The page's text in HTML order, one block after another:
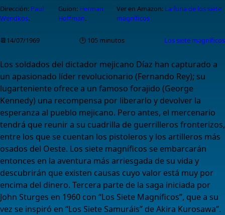
Dirección: Paul
Wendkos.
Guion: Herman
Hoffman.
Ver en Amazon: La furia de los siete
magníficos
📆14/07/1969 🕑 105 minutos Los siete magníficos
Los soldados del dictador mejicano Díaz han capturado a
un apasionado líder revolucionario (Fernando Rey); su
lugarteniente ofrece a un famoso forajido (George
Kennedy) una recompensa por liberarlo y devolver la
esperanza al pueblo mejicano. Pero antes, el mercenario
tendrá que reunir a su cuadrilla de guerrilleros fronterizos,
entre los que se cuentan los pistoleros y los artilleros más
osados del Oeste. Los siete magníficos se embarcarán
entonces en la aventura más arriesgada de su vida y
descubrirán que existen causas cuyo valor está muy por
encima del dinero. Tercera parte de la saga iniciada por
John Sturges en 1960 con “Los Siete Magníficos”, que a su
vez se inspiró en “Los Siete Samuráis” de Akira Kurosawa”.